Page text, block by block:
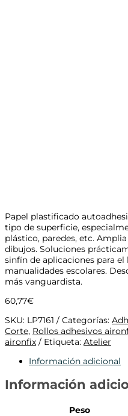
Papel plastificado
tipo de superficie,
plástico, paredes, etc.
dibujos. Soluciones
sinfín de aplicaciones para el
manualidades escolares.
más vanguardista.
60,77€
SKU: LP7161 Categorías:
Corte, Rollos adhesivos
aironfix
Etiqueta: Atelier
Información adicional
Información
Peso